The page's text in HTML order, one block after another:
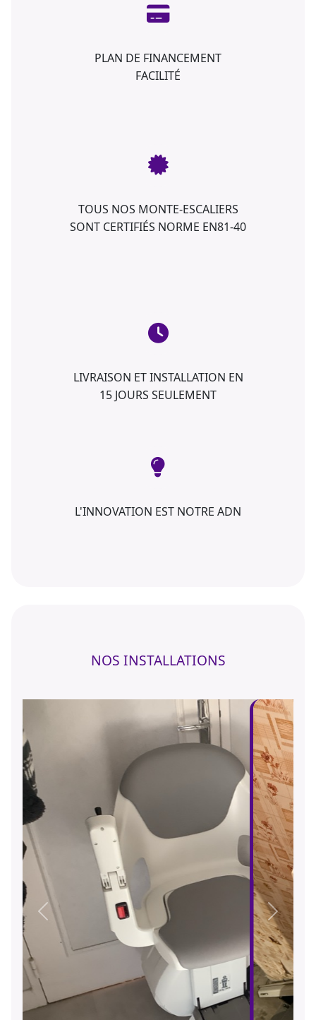
PLAN DE FINANCEMENT
FACILITÉ
TOUS NOS MONTE-ESCALIERS
SONT CERTIFIÉS NORME EN81-40
LIVRAISON ET INSTALLATION EN
15 JOURS SEULEMENT
L'INNOVATION EST NOTRE ADN
NOS INSTALLATIONS
Précédent Suivant